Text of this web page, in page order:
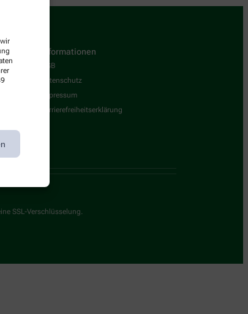
Informationen
AGB
Datenschutz
Impressum
Barrierefreiheitserklärung
SSL-Verschlüsselung.